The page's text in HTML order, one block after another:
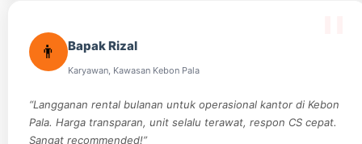
👨 Bapak Rizal
Karyawan, Kawasan Kebon Pala
“Langganan rental bulanan untuk operasional kantor di Kebon
Pala. Harga transparan, unit selalu terawat, respon CS cepat.
Sangat recommended!”